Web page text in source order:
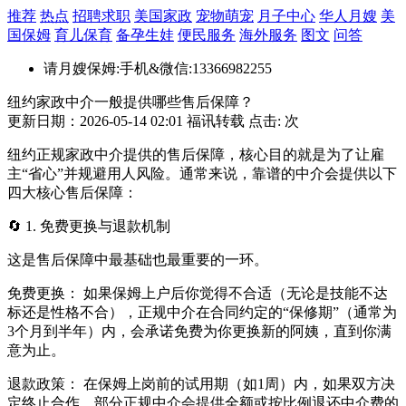
推荐 热点 招聘求职 美国家政 宠物萌宠 月子中心 华人月嫂 美
国保姆 育儿保育 备孕生娃 便民服务 海外服务 图文 问答
请月嫂保姆:手机&微信:13366982255
纽约家政中介一般提供哪些售后保障？
更新日期：2026-05-14 02:01 福讯转载 点击: 次
纽约正规家政中介提供的售后保障，核心目的就是为了让雇
主“省心”并规避用人风险。通常来说，靠谱的中介会提供以下
四大核心售后保障：
🔄 1. 免费更换与退款机制
这是售后保障中最基础也最重要的一环。
免费更换： 如果保姆上户后你觉得不合适（无论是技能不达
标还是性格不合），正规中介在合同约定的“保修期”（通常为
3个月到半年）内，会承诺免费为你更换新的阿姨，直到你满
意为止。
退款政策： 在保姆上岗前的试用期（如1周）内，如果双方决
定终止合作，部分正规中介会提供全额或按比例退还中介费的